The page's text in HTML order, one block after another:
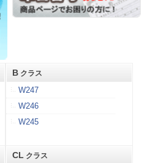
B クラス
W247
W246
W245
CL クラス